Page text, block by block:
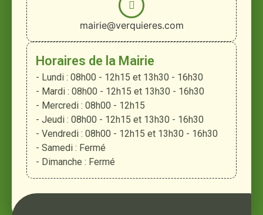
mairie@verquieres.com
Horaires de la Mairie
- Lundi : 08h00 - 12h15 et 13h30 - 16h30
- Mardi : 08h00 - 12h15 et 13h30 - 16h30
- Mercredi : 08h00 - 12h15
- Jeudi : 08h00 - 12h15 et 13h30 - 16h30
- Vendredi : 08h00 - 12h15 et 13h30 - 16h30
- Samedi : Fermé
- Dimanche : Fermé